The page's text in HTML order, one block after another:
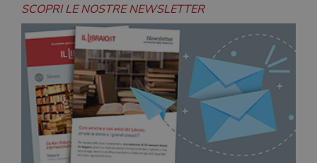
SCOPRI LE NOSTRE NEWSLETTER